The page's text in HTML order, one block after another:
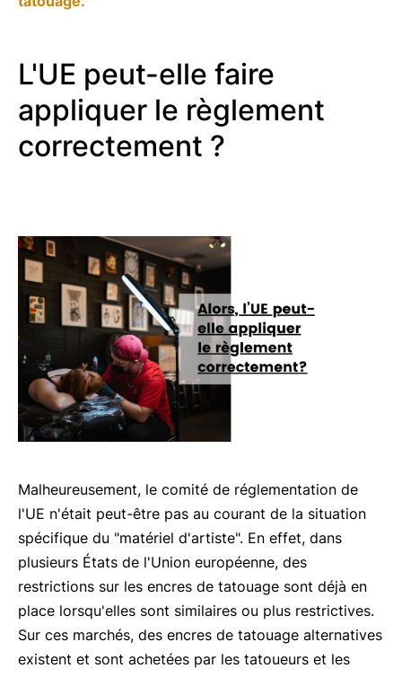
L'UE peut-elle faire
appliquer le règlement
correctement ?
Malheureusement, le comité de réglementation de
l'UE n'était peut-être pas au courant de la situation
spécifique du "matériel d'artiste". En effet, dans
plusieurs États de l'Union européenne, des
restrictions sur les encres de tatouage sont déjà en
place lorsqu'elles sont similaires ou plus restrictives.
Sur ces marchés, des encres de tatouage alternatives
existent et sont achetées par les tatoueurs et les